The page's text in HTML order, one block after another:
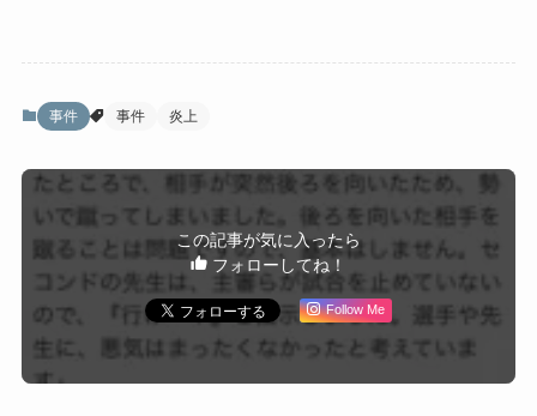
事件 事件 炎上
この記事が気に入ったら
フォローしてね！
Follow Me